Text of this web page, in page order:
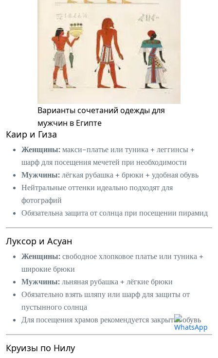
Варианты сочетаний одежды для
мужчин в Египте
Каир и Гиза
Женщины:макси-платье или туника + леггинсы +
шарф для посещения мечетей при необходимости
Мужчины:лёгкая рубашка + брюки + удобная обувь
Нейтральные оттенки идеально подходят для
фотографий
Обязательна защита от солнца при посещении пирамид
Луксор и Асуан
Женщины:свободное хлопковое платье или туника +
широкие брюки
Мужчины:льняная рубашка + лёгкие брюки
Обязательно взять шляпу или шарф для защиты от
пустынного солнца
Для посещения храмов рекомендуется закрытая обувь
Круизы по Нилу